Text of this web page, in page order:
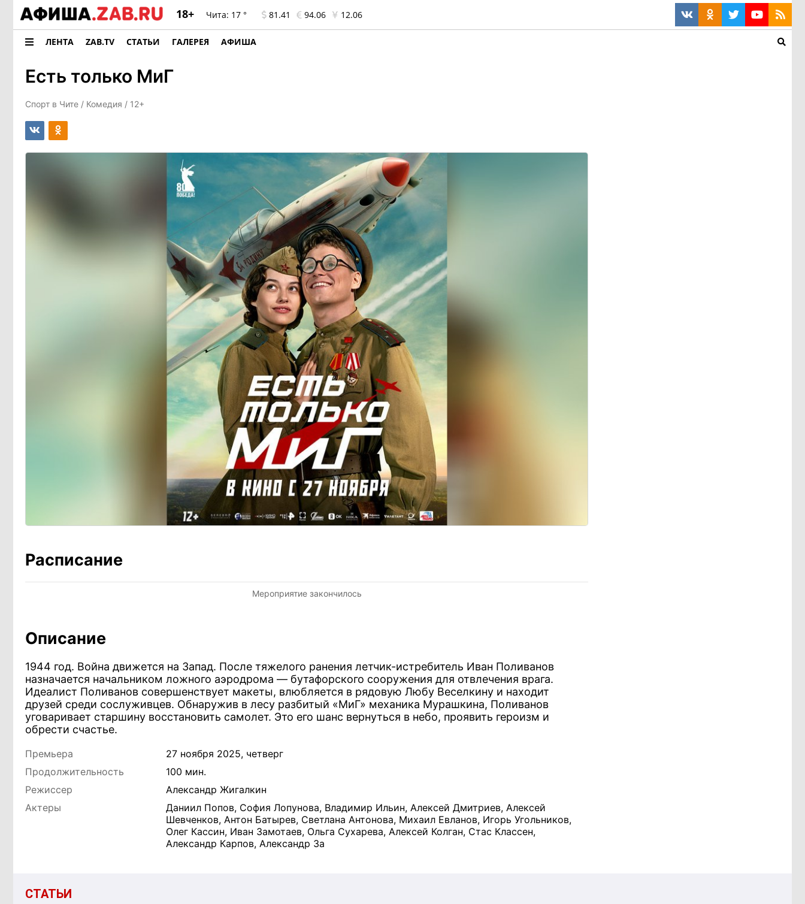
18+ Чита: 17 ° 81.41 94.06 12.06
ЛЕНТА ZAB.TV СТАТЬИ ГАЛЕРЕЯ АФИША
Есть только МиГ
Спорт в Чите / Комедия / 12+
Расписание
Мероприятие закончилось
Описание
1944 год. Война движется на Запад. После тяжелого ранения летчик-истребитель Иван Поливанов
назначается начальником ложного аэродрома — бутафорского сооружения для отвлечения врага.
Идеалист Поливанов совершенствует макеты, влюбляется в рядовую Любу Веселкину и находит
друзей среди сослуживцев. Обнаружив в лесу разбитый «МиГ» механика Мурашкина, Поливанов
уговаривает старшину восстановить самолет. Это его шанс вернуться в небо, проявить героизм и
обрести счастье.
Премьера
27 ноября 2025, четверг
Продолжительность
100 мин.
Режиссер
Александр Жигалкин
Актеры
Даниил Попов, София Лопунова, Владимир Ильин, Алексей Дмитриев, Алексей
Шевченков, Антон Батырев, Светлана Антонова, Михаил Евланов, Игорь Угольников,
Олег Кассин, Иван Замотаев, Ольга Сухарева, Алексей Колган, Стас Классен,
Александр Карпов, Александр За
СТАТЬИ